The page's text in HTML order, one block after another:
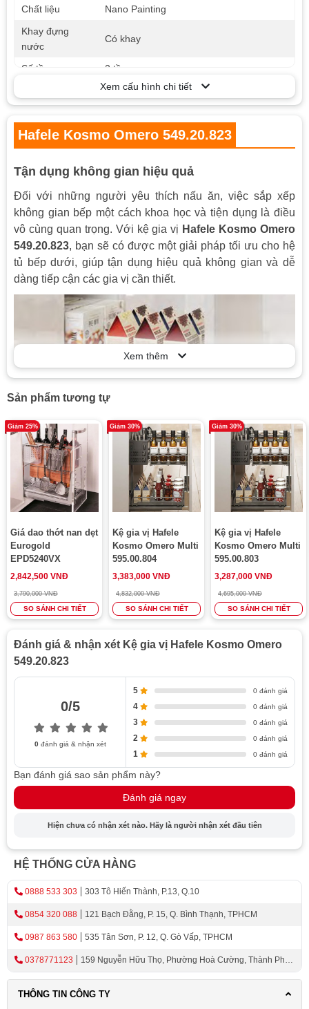
Chất liệu
Nano Painting
Khay đựng
nước
Có khay
Số tầng
2 tầng
Kéo tay
Tiện ích
hợp với các loại chai gia vị khác nhau
Độ chịu lực
35Kg
Xem cấu hình chi tiết
Hafele Kosmo Omero 549.20.823
Tận dụng không gian hiệu quả
Đối với những người yêu thích nấu ăn, việc sắp xếp
không gian bếp một cách khoa học và tiện dụng là điều
vô cùng quan trọng. Với kệ gia vị Hafele Kosmo Omero
549.20.823, bạn sẽ có được một giải pháp tối ưu cho hệ
tủ bếp dưới, giúp tận dụng hiệu quả không gian và dễ
dàng tiếp cận các gia vị cần thiết.
Thiết kế thông minh và linh hoạt
Một trong những đặc điểm nổi bật của kệ gia vị này là
kích thước khay có thể điều chỉnh phù hợp với các loại
chai gia vị khác nhau. Điều này giúp bạn dễ dàng lựa
dụng. Ngoài ra, ray trượt giảm chấn giúp việc đóng mở
trở nên êm ái và tiết kiệm thời gian.
An toàn và tiện lợi
Kệ gia vị
được trang
bị tấm chống trượt, giúp cố định vật dụng khi đóng mở,
đảm bảo an toàn cho người sử dụng. Với chiều rộng tủ là
300mm và chiều sâu lọt lòng là 490mm, sản phẩm này
hoàn toàn phù hợp với các không gian bếp nhỏ gọn và
Chất lượng và độ bền ấn tượng
thiện bằng Nano Painting, mang lại vẻ đẹp sang trọng và
tinh tế cho không gian bếp của bạn. Với tải trọng tối đa
tốt trong quá trình sử dụng.
Nếu bạn đang tìm kiếm những giải pháp nội thất tối ưu
Xem thêm
Sản phẩm tương tự
Giảm 25%
Giá dao thớt nan dẹt
Eurogold
EPD5240VX
2,842,500 VNĐ
3,790,000 VNĐ
SO SÁNH CHI TIẾT
Giảm 30%
Kệ gia vị Hafele
Kosmo Omero Multi
595.00.804
3,383,000 VNĐ
4,832,000 VNĐ
SO SÁNH CHI TIẾT
Giảm 30%
Kệ gia vị Hafele
Kosmo Omero Multi
595.00.803
3,287,000 VNĐ
4,695,000 VNĐ
SO SÁNH CHI TIẾT
Đánh giá & nhận xét Kệ gia vị Hafele Kosmo Omero
549.20.823
0/5
0đánh giá & nhận xét
5 0 đánh giá
4 0 đánh giá
3 0 đánh giá
2 0 đánh giá
1 0 đánh giá
Bạn đánh giá sao sản phẩm này?
Đánh giá ngay
Hiện chưa có nhận xét nào. Hãy là người nhận xét đầu tiên
HỆ THỐNG CỬA HÀNG
0888 533 303 303 Tô Hiến Thành, P.13, Q.10
0854 320 088 121 Bạch Đằng, P. 15, Q. Bình Thạnh, TPHCM
0987 863 580 535 Tân Sơn, P. 12, Q. Gò Vấp, TPHCM
0378771123
159 Nguyễn Hữu Thọ, Phường Hoà Cường, Thành Phố
THÔNG TIN CÔNG TY